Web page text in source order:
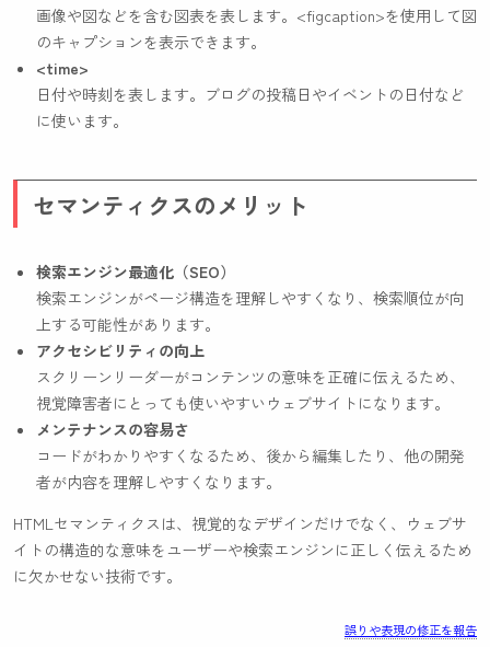
画像や図などを含む図表を表します。 <figcaption>を使用して図
のキャプションを表示できます。
<time>
日付や時刻を表します。ブログの投稿日やイベントの日付など
に使います。
セマンティクスのメリット
検索エンジン最適化（SEO）
検索エンジンがページ構造を理解しやすくなり、検索順位が向
上する可能性があります。
アクセシビリティの向上
スクリーンリーダーがコンテンツの意味を正確に伝えるため、
視覚障害者にとっても使いやすいウェブサイトになります。
メンテナンスの容易さ
コードがわかりやすくなるため、後から編集したり、他の開発
者が内容を理解しやすくなります。
HTMLセマンティクスは、視覚的なデザインだけでなく、ウェブサ
イトの構造的な意味をユーザーや検索エンジンに正しく伝えるため
に欠かせない技術です。
誤りや表現の修正を報告